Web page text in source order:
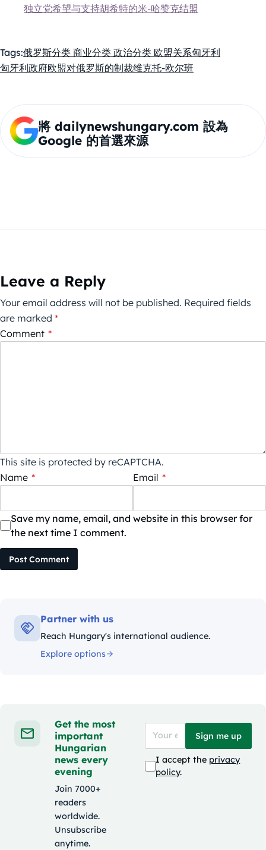
独立党希望与支持胡希特的米-哈赞克结盟
Tags:俄罗斯分类 商业分类 政治分类 欧盟关系匈牙利
匈牙利政府欧盟对俄罗斯的制裁维克托-欧尔班
將 dailynewshungary.com 設為
Google 的首選來源
Leave a Reply
Your email address will not be published. Required fields
are marked *
Comment *
This site is protected by reCAPTCHA.
Name * Email *
Save my name, email, and website in this browser for
the next time I comment.
Post Comment
Partner with us
Reach Hungary's international audience.
Explore options
Get the most
important
Hungarian
news every
evening
Join 7000+
readers
worldwide.
Unsubscribe
anytime.
Sign me up
I accept the privacy
policy.